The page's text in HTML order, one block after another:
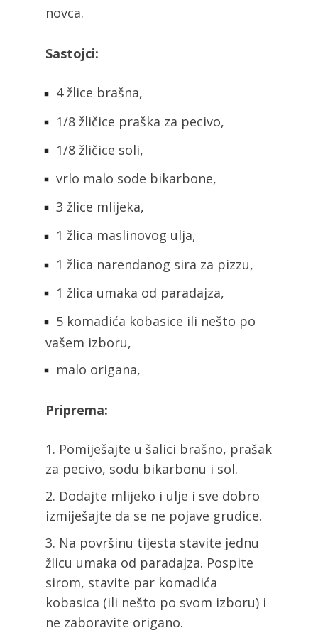
novca.
Sastojci:
4 žlice brašna,
1/8 žličice praška za pecivo,
1/8 žličice soli,
vrlo malo sode bikarbone,
3 žlice mlijeka,
1 žlica maslinovog ulja,
1 žlica narendanog sira za pizzu,
1 žlica umaka od paradajza,
5 komadića kobasice ili nešto po
vašem izboru,
malo origana,
Priprema:
Pomiješajte u šalici brašno, prašak
za pecivo, sodu bikarbonu i sol.
Dodajte mlijeko i ulje i sve dobro
izmiješajte da se ne pojave grudice.
Na površinu tijesta stavite jednu
žlicu umaka od paradajza. Pospite
sirom, stavite par komadića
kobasica (ili nešto po svom izboru) i
ne zaboravite origano.